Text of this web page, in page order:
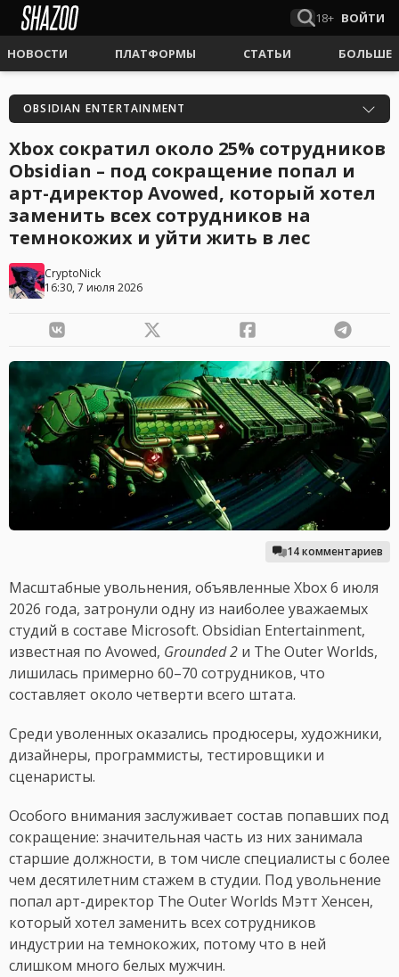
18+ ВОЙТИ
НОВОСТИ ПЛАТФОРМЫ СТАТЬИ БОЛЬШЕ
OBSIDIAN ENTERTAINMENT
Xbox сократил около 25% сотрудников
Obsidian – под сокращение попал и
арт-директор Avowed, который хотел
заменить всех сотрудников на
темнокожих и уйти жить в лес
CryptoNick
16:30, 7 июля 2026
14 комментариев
Масштабные увольнения, объявленные Xbox 6 июля
2026 года, затронули одну из наиболее уважаемых
студий в составе Microsoft. Obsidian Entertainment,
известная по Avowed, Grounded 2 и The Outer Worlds,
лишилась примерно 60–70 сотрудников, что
составляет около четверти всего штата.
Среди уволенных оказались продюсеры, художники,
дизайнеры, программисты, тестировщики и
сценаристы.
Особого внимания заслуживает состав попавших под
сокращение: значительная часть из них занимала
старшие должности, в том числе специалисты с более
чем десятилетним стажем в студии. Под увольнение
попал арт-директор The Outer Worlds Мэтт Хенсен,
который хотел заменить всех сотрудников
индустрии на темнокожих, потому что в ней
слишком много белых мужчин.